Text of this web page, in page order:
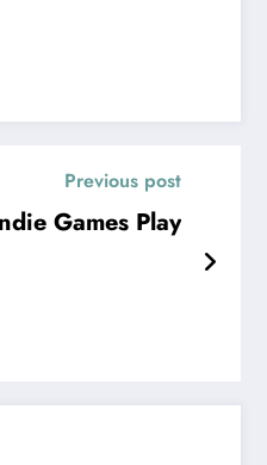
Previous post
Games Play